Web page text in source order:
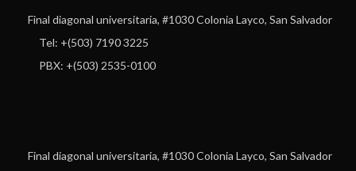
Final diagonal universitaria, #1030 Colonia Layco, San Salvador
Tel: +(503) 7190 3225
PBX: +(503) 2535-0100
Final diagonal universitaria, #1030 Colonia Layco, San Salvador